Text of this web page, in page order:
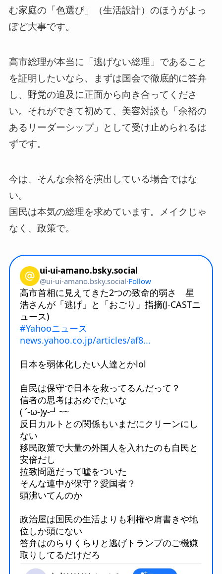
む家庭の「色選び」（生活設計）のほうがよっ
ぽど大事です。
高市総理が本当に「逃げない総理」であること
を証明したいなら、まずは国会で徹底的に答弁
し、野党の追及に正面から向き合ってくださ
い。それができて初めて、美容対談も「余裕の
あるリーダーシップ」として受け止められるは
ずです。
今は、そんな余裕を演出している場合ではな
い。
国民は本気の総理を求めています。メイクじゃ
なく、政策で。